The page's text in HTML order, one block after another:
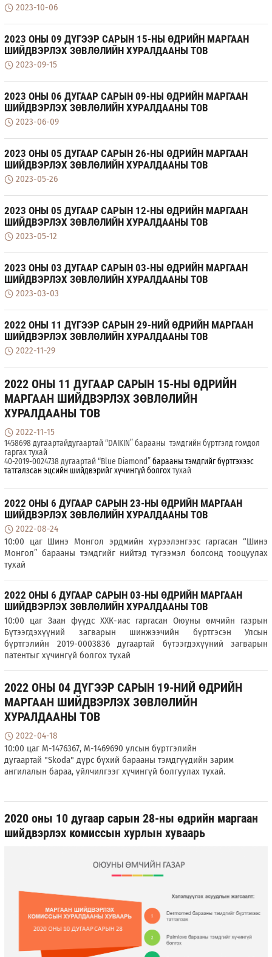
2023-10-06
2023 ОНЫ 09 ДҮГЭЭР САРЫН 15-НЫ ӨДРИЙН МАРГААН
ШИЙДВЭРЛЭХ ЗӨВЛӨЛИЙН ХУРАЛДААНЫ ТОВ
2023-09-15
2023 ОНЫ 06 ДУГААР САРЫН 09-НЫ ӨДРИЙН МАРГААН
ШИЙДВЭРЛЭХ ЗӨВЛӨЛИЙН ХУРАЛДААНЫ ТОВ
2023-06-09
2023 ОНЫ 05 ДУГААР САРЫН 26-НЫ ӨДРИЙН МАРГААН
ШИЙДВЭРЛЭХ ЗӨВЛӨЛИЙН ХУРАЛДААНЫ ТОВ
2023-05-26
2023 ОНЫ 05 ДУГААР САРЫН 12-НЫ ӨДРИЙН МАРГААН
ШИЙДВЭРЛЭХ ЗӨВЛӨЛИЙН ХУРАЛДААНЫ ТОВ
2023-05-12
2023 ОНЫ 03 ДУГААР САРЫН 03-НЫ ӨДРИЙН МАРГААН
ШИЙДВЭРЛЭХ ЗӨВЛӨЛИЙН ХУРАЛДААНЫ ТОВ
2023-03-03
2022 ОНЫ 11 ДҮГЭЭР САРЫН 29-НИЙ ӨДРИЙН МАРГААН
ШИЙДВЭРЛЭХ ЗӨВЛӨЛИЙН ХУРАЛДААНЫ ТОВ
2022-11-29
2022 ОНЫ 11 ДУГААР САРЫН 15-НЫ ӨДРИЙН
МАРГААН ШИЙДВЭРЛЭХ ЗӨВЛӨЛИЙН
ХУРАЛДААНЫ ТОВ
2022-11-15
1458698 дугаартайдугаартай “DAIKIN” барааны тэмдгийн бүртгэлд гомдол
гаргах тухай
40-2019-0024738 дугаартай “Blue Diamond” барааны тэмдгийг бүртгэхээс
татгалзсан эцсийн шийдвэрийг хүчингүй болгохтухай
2022 ОНЫ 6 ДУГААР САРЫН 23-НЫ ӨДРИЙН МАРГААН
ШИЙДВЭРЛЭХ ЗӨВЛӨЛИЙН ХУРАЛДААНЫ ТОВ
2022-08-24
10:00 цаг Шинэ Монгол эрдмийн хүрээлэнгээс гаргасан “Шинэ
Монгол” барааны тэмдгийг нийтэд түгээмэл болсонд тооцуулах
тухай
2022 ОНЫ 6 ДУГААР САРЫН 03-НЫ ӨДРИЙН МАРГААН
ШИЙДВЭРЛЭХ ЗӨВЛӨЛИЙН ХУРАЛДААНЫ ТОВ
10:00 цаг Заан фүүдс ХХК-иас гаргасан Оюуны өмчийн газрын
Бүтээгдэхүүний загварын шинжээчийн бүртгэсэн Улсын
бүртгэлийн 2019-0003836 дугаартай бүтээгдэхүүний загварын
патентыг хүчингүй болгох тухай
2022 ОНЫ 04 ДҮГЭЭР САРЫН 19-НИЙ ӨДРИЙН
МАРГААН ШИЙДВЭРЛЭХ ЗӨВЛӨЛИЙН
ХУРАЛДААНЫ ТОВ
2022-04-18
10:00 цаг M-1476367, M-1469690 улсын бүртгэлийн
дугаартай "Skoda" дүрс бүхий барааны тэмдгүүдийн зарим
ангилалын бараа, үйлчилгээг хүчингүй болгуулах тухай.
2020 оны 10 дугаар сарын 28-ны өдрийн маргаан
шийдвэрлэх комиссын хурлын хуваарь